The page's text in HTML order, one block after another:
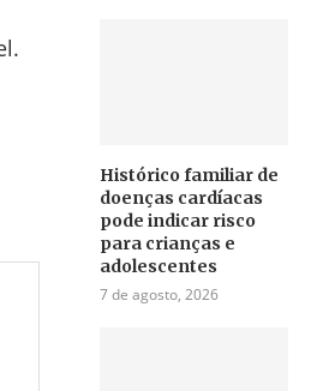
Histórico familiar de
doenças cardíacas
pode indicar risco
para crianças e
adolescentes
7 de agosto, 2026